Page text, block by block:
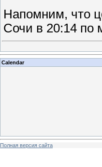
Напомним, что
Сочи в 20:14 по
Calendar
Полная версия сайта